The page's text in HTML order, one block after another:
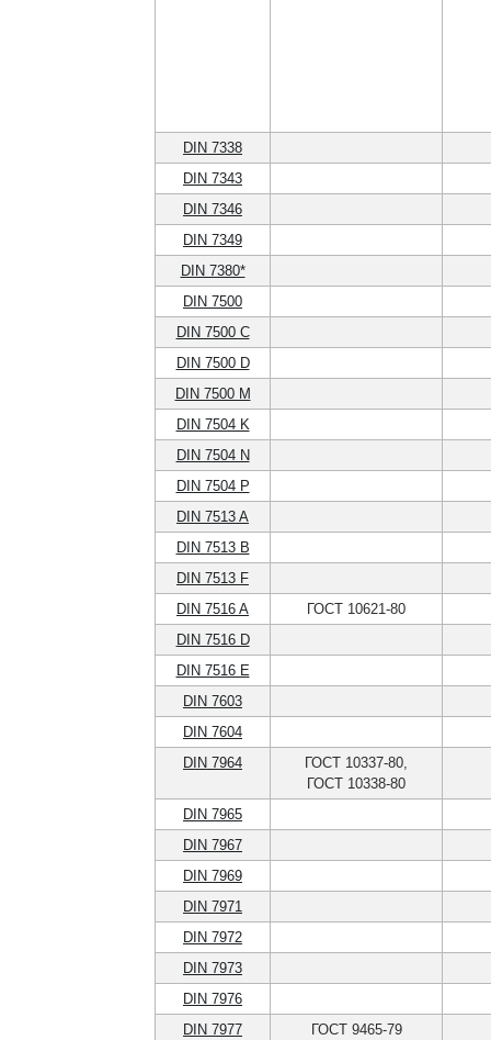
DIN 7338
DIN 7343
DIN 7346
DIN 7349
DIN 7380*
DIN 7500
DIN 7500 C
DIN 7500 D
DIN 7500 M
DIN 7504 K
DIN 7504 N
DIN 7504 P
DIN 7513 A
DIN 7513 B
DIN 7513 F
DIN 7516 A
ГОСТ 10621-80
DIN 7516 D
DIN 7516 E
DIN 7603
DIN 7604
DIN 7964
ГОСТ 10337-80,
ГОСТ 10338-80
DIN 7965
DIN 7967
DIN 7969
DIN 7971
DIN 7972
DIN 7973
DIN 7976
DIN 7977
ГОСТ 9465-79